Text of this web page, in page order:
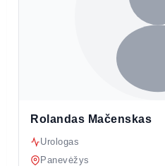
Rolandas Mačenskas
Urologas
Panevėžys